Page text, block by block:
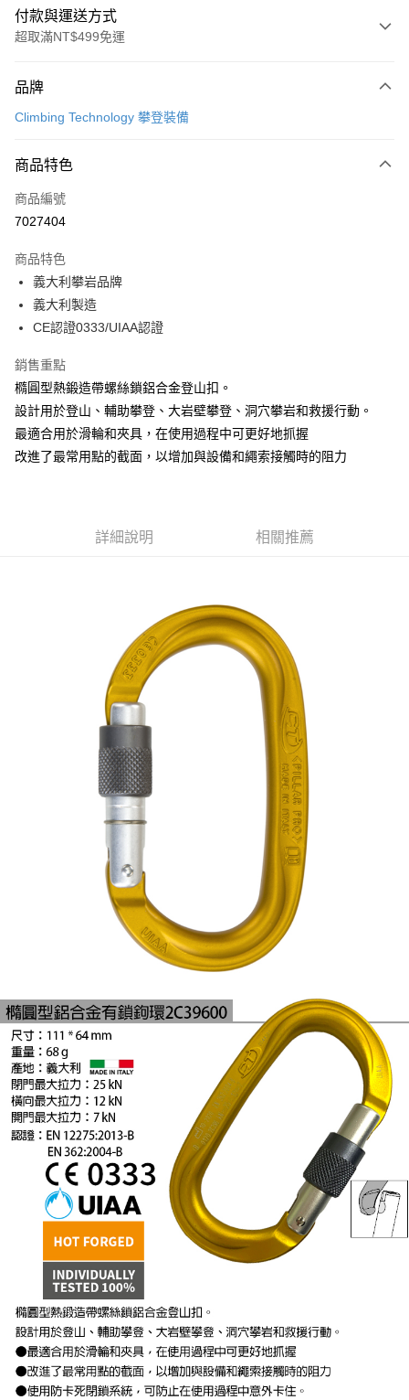
付款與運送方式
超取滿NT$499免運
信用卡一次付款
LINE Pay
Apple Pay
悠遊付
Google Pay
全盈+PAY
大哥付你分期
相關說明
【大哥付你分期使用說明】
1.本服務由台灣大哥大提供，台灣大哥大用戶可立即使用無須另外申請。
2.付款方式選擇「大哥付你分期」，訂單成立後會自動跳轉到大哥付的交易
流程，驗證手機門號後，選擇欲分期的期數、繳款截止日，確認付款後即完
消。如遇「轉專審核」未通過狀況，表示未達大哥付你分期系統評分，恕無
法說明評估內容。
2.透過簡訊連結打開帳單後，可選擇「超商條碼／台灣大直營門市／銀行轉
帳／街口支付／iPASS MONEY」等通路繳費。
1.本服務係由「台灣大哥大股份有限公司」（以下簡稱本公司）所提供，讓
用戶於交易時，得透過本服務購買商品或服務，並由商店將買賣／分期付款
買賣價金債權讓與本公司後，依約使用本公司帳單繳交帳款。
2.基於同意付款使用「大哥付你分期」之契約關係目的，商店將以您的個人
資料（包含姓名、電話或地址）提供予台灣大哥大進項蒐集、處理及利用，
由本公司與您本人進行分期帳單所需資料之確認、核對及更正。
3.完整用戶服務條款，請詳閱以下連結：
https://oppay.tw/userRule
AFTEE先享後付
相關說明
２．便利：只要手機號碼，簡訊認證，即可結帳。
結帳頁面，進行簡訊認證並確認金額後，即可完成結帳。
２．訂單成立數日內，您將收到繳費通知簡訊。
３．收到繳費通知簡訊後14天內，點擊此簡訊中的連結，可透過四大超商／
ATM／網路銀行／等多元方式進行付款，方視為交易完成。
※ 請注意：結帳手續完成當下不需立刻繳費，但若您需要取消訂單，請聯絡
購買商品的店家。未經商家同意取消之訂單仍視為有效，需透過AFTEE先享
後付繳納相關費用。
※ 交易是否成功請以「AFTEE先享後付 」之結帳頁面顯示為準，若有關於
是否繳費成功／繳費後需取消欲退款等相關疑問，請聯繫「AFTEE先享後付
客戶支援中心」https://netprotections.freshdesk.com/support/home
１．透過由恩沛科技股份有限公司提供之「AFTEE先享後付」服務完成之交
易，需依本服務之必要範圍內提供個人資料，並將交易相關給付款項請求債
權轉讓予恩沛科技股份有限公司。
２．關於個人資料處理事宜，請瀏覽以下網址：
https://aftee.tw/terms/#terms3
３．未成年的使用者請事先徵得法定代理人或監護人之同意方可使用
「AFTEE先享後付」，若未經同意申辦者引起之損失，本公司不負相關責
４．使用「AFTEE先享後付」時，將依據個別帳號之用戶狀況，依本公司即
時審查核予不同之上限額度；若仍有額度不足之情形，本公司將視審查結果
恩沛科技股份有限公司將有權停止該用戶之使用額度並採取法律行動。
每筆NT$60，滿NT$499(含以上)免運費
每筆NT$60，滿NT$799(含以上)免運費
每筆NT$100，滿NT$799(含以上)免運費
付款後門市自取
每筆NT$130，滿NT$3,000(含以上)免運費
品牌
Climbing Technology 攀登裝備
商品特色
商品編號
7027404
商品特色
義大利攀岩品牌
義大利製造
CE認證0333/UIAA認證
銷售重點
橢圓型熱鍛造帶螺絲鎖鋁合金登山扣。
設計用於登山、輔助攀登、大岩壁攀登、洞穴攀岩和救援行動。
最適合用於滑輪和夾具，在使用過程中可更好地抓握
改進了最常用點的截面，以增加與設備和繩索接觸時的阻力
詳細說明 相關推薦